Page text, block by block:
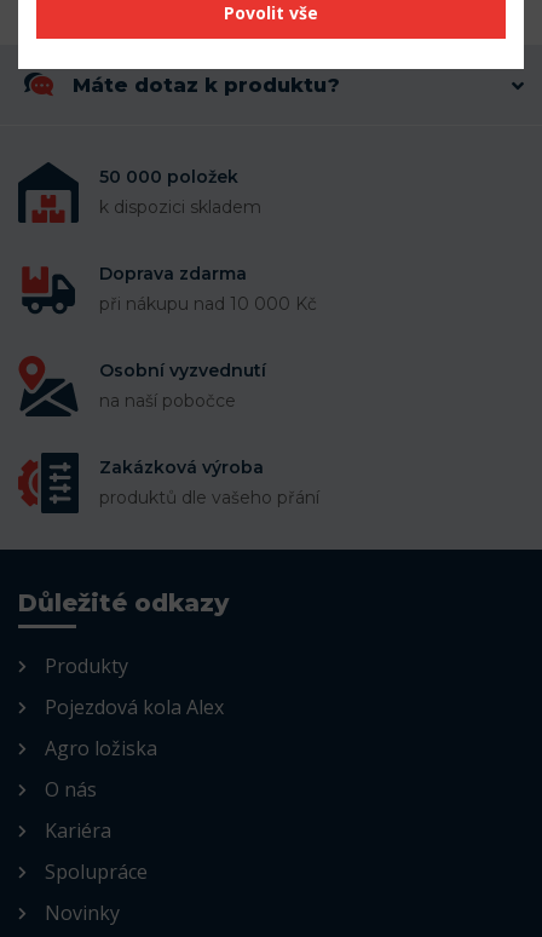
Máte dotaz k produktu?
50 000 položek
k dispozici skladem
Doprava zdarma
při nákupu nad 10 000 Kč
Osobní vyzvednutí
na naší pobočce
Zakázková výroba
produktů dle vašeho přání
Důležité odkazy
Produkty
Pojezdová kola Alex
Agro ložiska
O nás
Kariéra
Spolupráce
Novinky
Povolit vše